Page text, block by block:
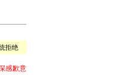
拒绝
感歉意